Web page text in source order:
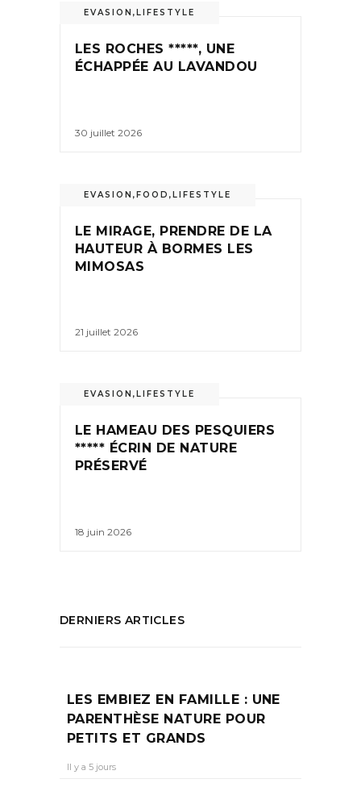
EVASION , LIFESTYLE
LES ROCHES *****, UNE
ÉCHAPPÉE AU LAVANDOU
30 juillet 2026
EVASION ,FOOD ,LIFESTYLE
LE MIRAGE, PRENDRE DE LA
HAUTEUR À BORMES LES
MIMOSAS
21 juillet 2026
EVASION , LIFESTYLE
LE HAMEAU DES PESQUIERS
***** ÉCRIN DE NATURE
PRÉSERVÉ
18 juin 2026
DERNIERS ARTICLES
LES EMBIEZ EN FAMILLE : UNE
PARENTHÈSE NATURE POUR
PETITS ET GRANDS
Il y a 5 jours